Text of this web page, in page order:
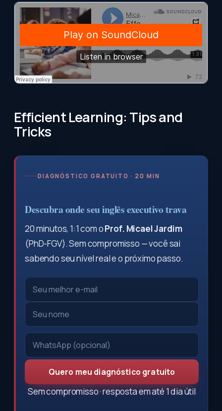
Efficient Learning: Tips and
Tricks
DIAGNÓSTICO GRATUITO · 20 MIN
Descubra onde seu inglês executivo trava
20 minutos, 1:1 com oProf. Micael Jardim
(PhD-FGV). Sem compromisso — você sai
sabendo seu nível real e o próximo passo.
Quero meu diagnóstico gratuito
Sem compromisso · resposta em até 1 dia útil